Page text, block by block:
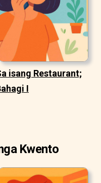
isang Restaurant;
I
Kwento